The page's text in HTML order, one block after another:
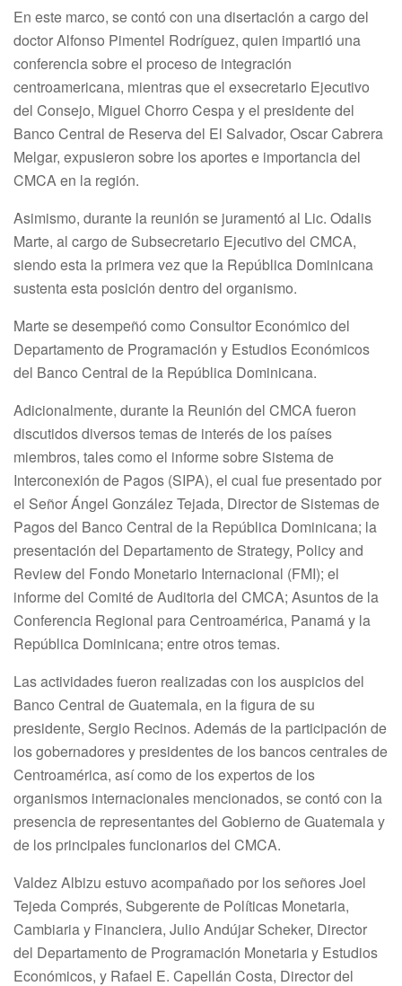
En este marco, se contó con una disertación a cargo del
doctor Alfonso Pimentel Rodríguez, quien impartió una
conferencia sobre el proceso de integración
centroamericana, mientras que el exsecretario Ejecutivo
del Consejo, Miguel Chorro Cespa y el presidente del
Banco Central de Reserva del El Salvador, Oscar Cabrera
Melgar, expusieron sobre los aportes e importancia del
CMCA en la región.
Asimismo, durante la reunión se juramentó al Lic. Odalis
Marte, al cargo de Subsecretario Ejecutivo del CMCA,
siendo esta la primera vez que la República Dominicana
sustenta esta posición dentro del organismo.
Marte se desempeñó como Consultor Económico del
Departamento de Programación y Estudios Económicos
del Banco Central de la República Dominicana.
Adicionalmente, durante la Reunión del CMCA fueron
discutidos diversos temas de interés de los países
miembros, tales como el informe sobre Sistema de
Interconexión de Pagos (SIPA), el cual fue presentado por
el Señor Ángel González Tejada, Director de Sistemas de
Pagos del Banco Central de la República Dominicana; la
presentación del Departamento de Strategy, Policy and
Review del Fondo Monetario Internacional (FMI); el
informe del Comité de Auditoria del CMCA; Asuntos de la
Conferencia Regional para Centroamérica, Panamá y la
República Dominicana; entre otros temas.
Las actividades fueron realizadas con los auspicios del
Banco Central de Guatemala, en la figura de su
presidente, Sergio Recinos. Además de la participación de
los gobernadores y presidentes de los bancos centrales de
Centroamérica, así como de los expertos de los
organismos internacionales mencionados, se contó con la
presencia de representantes del Gobierno de Guatemala y
de los principales funcionarios del CMCA.
Valdez Albizu estuvo acompañado por los señores Joel
Tejeda Comprés, Subgerente de Políticas Monetaria,
Cambiaria y Financiera, Julio Andújar Scheker, Director
del Departamento de Programación Monetaria y Estudios
Económicos, y Rafael E. Capellán Costa, Director del